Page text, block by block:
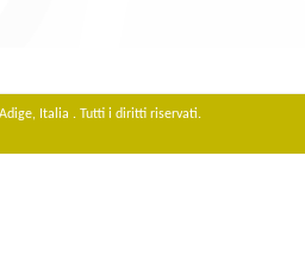
Italia . Tutti i diritti riservati.